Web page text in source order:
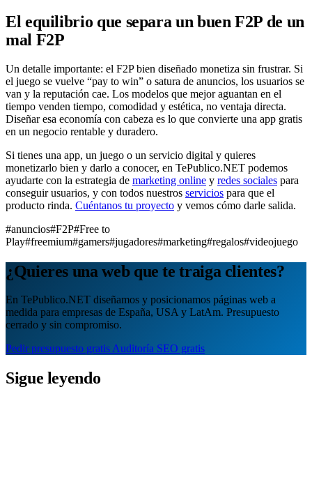
El equilibrio que separa un buen F2P de un
mal F2P
Un detalle importante: el F2P bien diseñado monetiza sin frustrar. Si
el juego se vuelve “pay to win” o satura de anuncios, los usuarios se
van y la reputación cae. Los modelos que mejor aguantan en el
tiempo venden tiempo, comodidad y estética, no ventaja directa.
Diseñar esa economía con cabeza es lo que convierte una app gratis
en un negocio rentable y duradero.
Si tienes una app, un juego o un servicio digital y quieres
monetizarlo bien y darlo a conocer, en TePublico.NET podemos
ayudarte con la estrategia de marketing online y redes sociales para
conseguir usuarios, y con todos nuestros servicios para que el
producto rinda. Cuéntanos tu proyecto y vemos cómo darle salida.
#anuncios#F2P#Free to
Play#freemium#gamers#jugadores#marketing#regalos#videojuego
¿Quieres una web que te traiga clientes?
En TePublico.NET diseñamos y posicionamos páginas web a
medida para empresas de España, USA y LatAm. Presupuesto
cerrado y sin compromiso.
Pedir presupuesto gratisAuditoría SEO gratis
Sigue leyendo